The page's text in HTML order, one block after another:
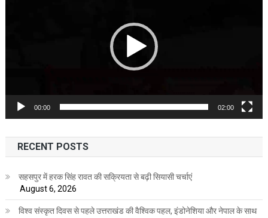
00:00 02:00
RECENT POSTS
सहसपुर में हरक सिंह रावत की सक्रियता से बढ़ी सियासी चर्चाएं
August 6, 2026
विश्व संस्कृत दिवस से पहले उत्तराखंड की वैश्विक पहल, इंडोनेशिया और नेपाल के साथ